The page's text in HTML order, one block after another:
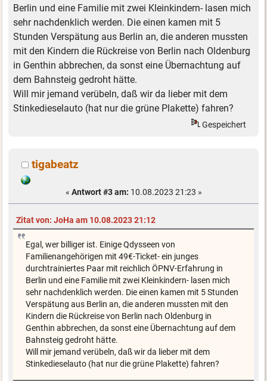
Berlin und eine Familie mit zwei Kleinkindern- lasen mich
sehr nachdenklich werden. Die einen kamen mit 5
Stunden Verspätung aus Berlin an, die anderen mussten
mit den Kindern die Rückreise von Berlin nach Oldenburg
in Genthin abbrechen, da sonst eine Übernachtung auf
dem Bahnsteig gedroht hätte.
Will mir jemand verübeln, daß wir da lieber mit dem
Stinkedieselauto (hat nur die grüne Plakette) fahren?
Gespeichert
tigabeatz
« Antwort #3 am: 10.08.2023 21:23 »
Zitat von: JoHa am 10.08.2023 21:12
Egal, wer billiger ist. Einige Qdysseen von
Familienangehörigen mit 49€-Ticket- ein junges
durchtrainiertes Paar mit reichlich ÖPNV-Erfahrung in
Berlin und eine Familie mit zwei Kleinkindern- lasen mich
sehr nachdenklich werden. Die einen kamen mit 5 Stunden
Verspätung aus Berlin an, die anderen mussten mit den
Kindern die Rückreise von Berlin nach Oldenburg in
Genthin abbrechen, da sonst eine Übernachtung auf dem
Bahnsteig gedroht hätte.
Will mir jemand verübeln, daß wir da lieber mit dem
Stinkedieselauto (hat nur die grüne Plakette) fahren?